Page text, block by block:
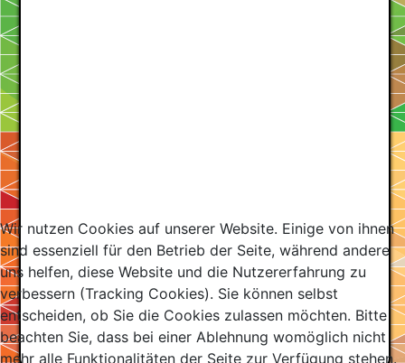
Wir nutzen Cookies auf unserer Website. Einige von ihnen
sind essenziell für den Betrieb der Seite, während andere
uns helfen, diese Website und die Nutzererfahrung zu
verbessern (Tracking Cookies). Sie können selbst
entscheiden, ob Sie die Cookies zulassen möchten. Bitte
beachten Sie, dass bei einer Ablehnung womöglich nicht
mehr alle Funktionalitäten der Seite zur Verfügung stehen.